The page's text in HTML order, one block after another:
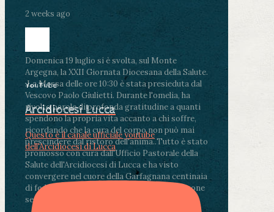
2 weeks ago
Domenica 19 luglio si è svolta, sul Monte
Argegna, la XXII Giornata Diocesana della Salute.
.La Messa delle ore 10:30 è stata presieduta dal
Vescovo Paolo Giulietti. Durante l'omelia, ha
rivolto parole di profonda gratitudine a quanti
spendono la propria vita accanto a chi soffre,
ricordando che la cura del corpo non può mai
prescindere dal ristoro dell'anima..Tutto è stato
promosso con cura dall'Ufficio Pastorale della
Salute dell'Arcidiocesi di Lucca e ha visto
convergere nel cuore della Garfagnana centinaia
di fedeli, operatori sanitari, volontari e persone
segnate dalla malattia.
YouTube
Arcidiocesi Lucca
Questo è il canale ufficiale youtube
dell'Arcidiocesi di Lucca